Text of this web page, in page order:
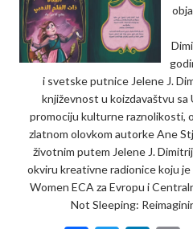
i svetske putnice Jelene J.
književnost u koizdavaštvu sa
promociju kulturne raznolikosti,
zlatnom olovkom autorke Ane
životnim putem Jelene J.
okviru kreativne radionice koju je
Women ECA za Evropu i
Not Sleeping: